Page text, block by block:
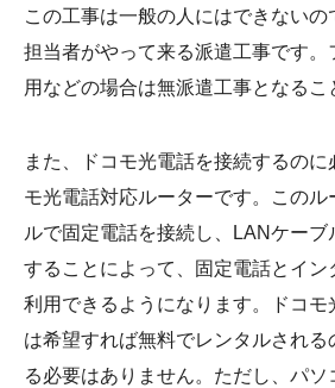
この工事は一般の人にはできない
担当者がやって来る派遣工事です。
用などの場合は無派遣工事となるこ
また、ドコモ光電話を接続するのに
モ光電話対応ルーターです。この
ルで固定電話を接続し、LANケー
することによって、固定電話とイン
利用できるようになります。ドコモ
は希望すれば無料でレンタルされる
る必要はありません。ただし、パ